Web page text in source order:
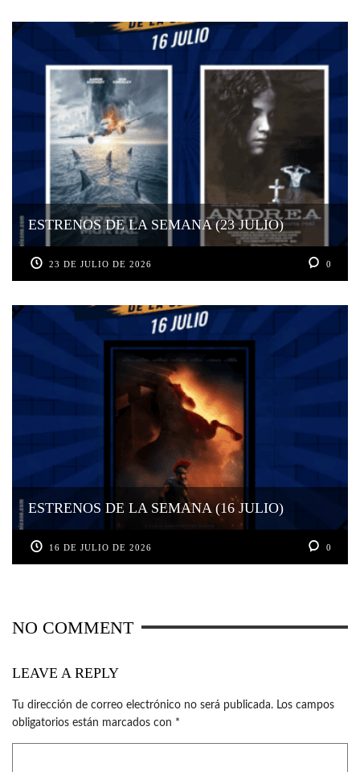
ESTRENOS DE LA SEMANA (23 JULIO)
23 DE JULIO DE 2026 0
ESTRENOS DE LA SEMANA (16 JULIO)
16 DE JULIO DE 2026 0
NO COMMENT
LEAVE A REPLY
Tu dirección de correo electrónico no será publicada. Los campos
obligatorios están marcados con *